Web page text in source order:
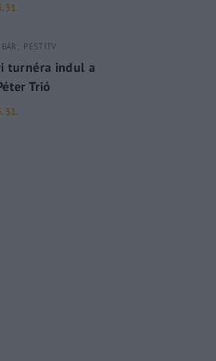
PESTITV
turnéra indul a
Trió